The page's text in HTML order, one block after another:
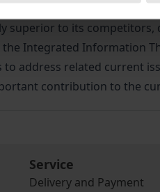
Process
superior to its
Integrated Information
address related current
contribution to the
Service
Delivery and Payment